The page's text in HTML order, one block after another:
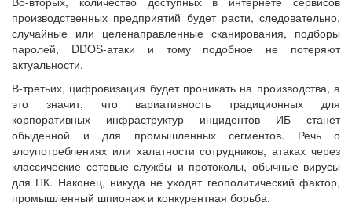
производственных предприятий будет расти, следовательно,
случайные или целенаправленные сканирования, подборы
паролей, DDOS-атаки и тому подобное не потеряют
актуальности.
В-третьих, цифровизация будет проникать на производства, а
это значит, что вариативность традиционных для
корпоративных инфраструктур инцидентов ИБ станет
обыденной и для промышленных сегментов. Речь о
злоупотреблениях или халатности сотрудников, атаках через
классические сетевые службы и протоколы, обычные вирусы
для ПК. Наконец, никуда не уходят геополитический фактор,
промышленный шпионаж и конкурентная борьба.